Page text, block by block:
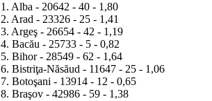
1. Alba - 20642 - 40 - 1,80
2. Arad - 23326 - 25 - 1,41
3. Argeş - 26654 - 42 - 1,19
4. Bacău - 25733 - 5 - 0,82
5. Bihor - 28549 - 62 - 1,64
6. Bistriţa-Năsăud - 11647 - 25 - 1,06
7. Botoşani - 13914 - 12 - 0,65
8. Braşov - 42986 - 59 - 1,38